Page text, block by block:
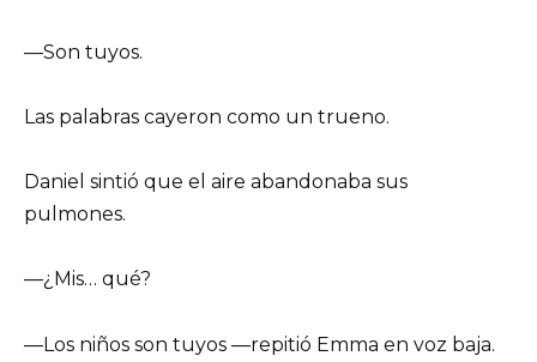
—Son tuyos.
Las palabras cayeron como un trueno.
Daniel sintió que el aire abandonaba sus
pulmones.
—¿Mis… qué?
—Los niños son tuyos —repitió Emma en voz baja.